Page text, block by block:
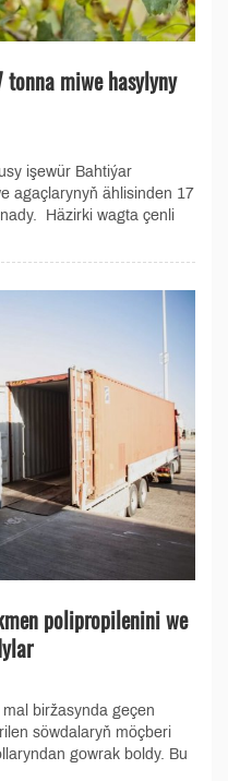
tonna miwe hasylyny
işewür Bahtiýar
agaçlarynyň ählisinden 17
Häzirki wagta çenli
polipropilenini we
biržasynda geçen
söwdalaryň möçberi
gowrak boldy. Bu